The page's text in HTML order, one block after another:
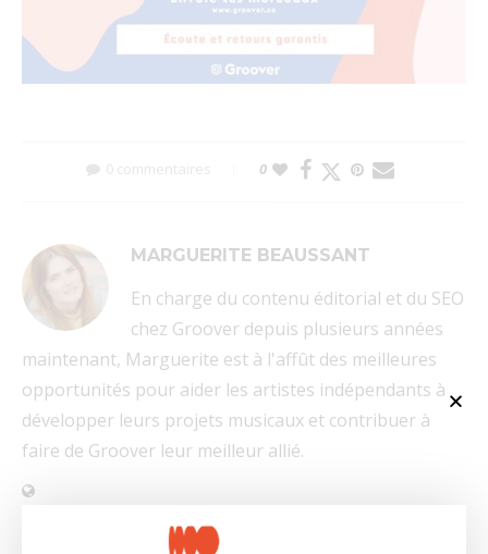
0 commentaires 0
MARGUERITE BEAUSSANT
En charge du contenu éditorial et du SEO
chez Groover depuis plusieurs années
maintenant, Marguerite est à l'affût des meilleures
opportunités pour aider les artistes indépendants à
développer leurs projets musicaux et contribuer à
faire de Groover leur meilleur allié.